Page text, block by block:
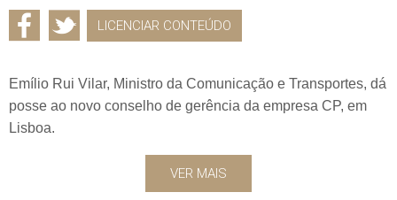
LICENCIAR CONTEÚDO
Emílio Rui Vilar, Ministro da Comunicação e Transportes, dá
posse ao novo conselho de gerência da empresa CP, em
Lisboa.
VER MAIS